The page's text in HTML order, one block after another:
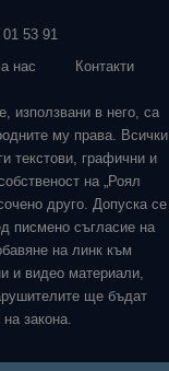
53 91
нас Контакти
използвани в него, са
му права. Всички
текстови, графични и
на „Роял
друго. Допуска се
писмено съгласие на
на линк към
и видео материали,
ще бъдат
закона.